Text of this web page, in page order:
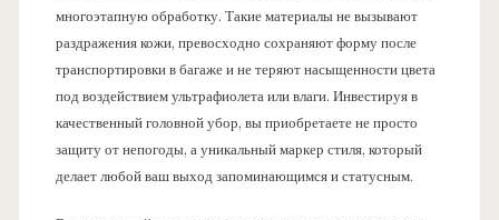
многоэтапную обработку. Такие материалы не вызывают
раздражения кожи, превосходно сохраняют форму после
транспортировки в багаже и не теряют насыщенности цвета
под воздействием ультрафиолета или влаги. Инвестируя в
качественный головной убор, вы приобретаете не просто
защиту от непогоды, а уникальный маркер стиля, который
делает любой ваш выход запоминающимся и статусным.